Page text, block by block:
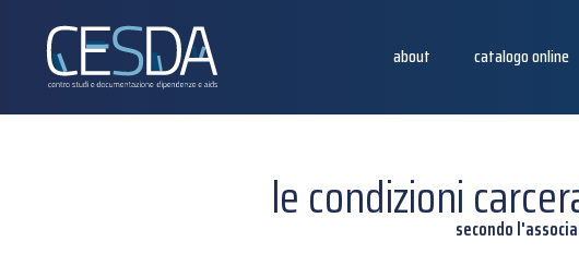
about catalogo online
le condizionisecondo